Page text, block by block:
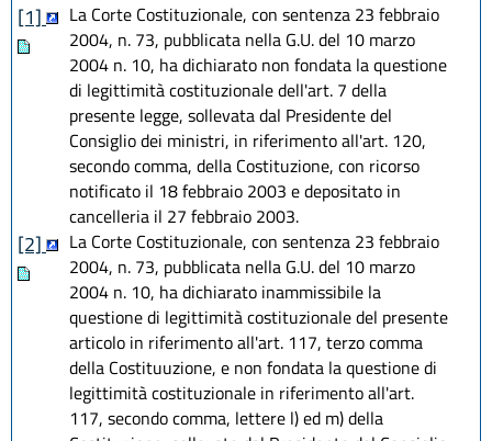
[1]
La Corte Costituzionale, con sentenza 23 febbraio
2004, n. 73, pubblicata nella G.U. del 10 marzo
2004 n. 10, ha dichiarato non fondata la questione
di legittimità costituzionale dell'art. 7 della
presente legge, sollevata dal Presidente del
Consiglio dei ministri, in riferimento all'art. 120,
secondo comma, della Costituzione, con ricorso
notificato il 18 febbraio 2003 e depositato in
cancelleria il 27 febbraio 2003.
[2]
La Corte Costituzionale, con sentenza 23 febbraio
2004, n. 73, pubblicata nella G.U. del 10 marzo
2004 n. 10, ha dichiarato inammissibile la
questione di legittimità costituzionale del presente
articolo in riferimento all'art. 117, terzo comma
della Costituuzione, e non fondata la questione di
legittimità costituzionale in riferimento all'art.
117, secondo comma, lettere l) ed m) della